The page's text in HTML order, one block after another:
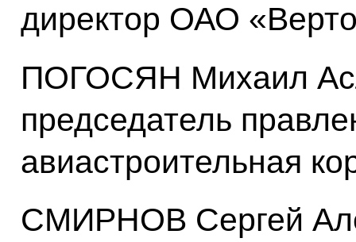
директор ОАО
ПОГОСЯН Михаил
председатель
авиастроительная
СМИРНОВ Сергей